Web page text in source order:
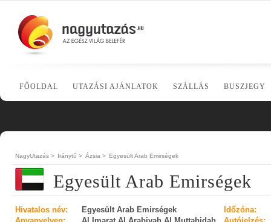
FŐOLDAL UTAZÁSI AJÁNLATOK SZÁLLÁS BUSZJEGY
NagyUtazás > Iránytű > Ázsia > Egyesült Arab Emirségek
Egyesült Arab Emirségek
Hivatalos név: Egyesült Arab Emirségek
Időzóna: